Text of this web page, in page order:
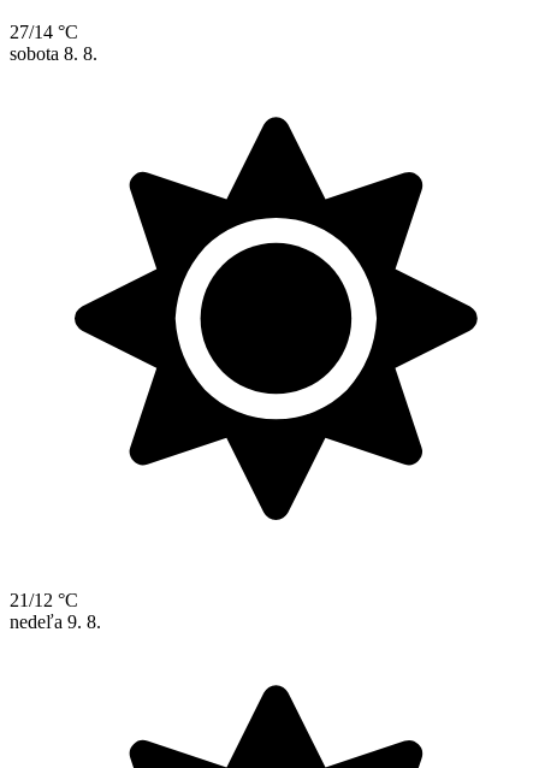
27/14 °C
sobota 8. 8.
21/12 °C
nedeľa 9. 8.